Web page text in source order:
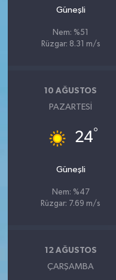
Güneşli
Nem: %51
Rüzgar: 8.31 m/s
10 AĞUSTOS
PAZARTESI
24°
Güneşli
Nem: %47
Rüzgar: 7.69 m/s
12 AĞUSTOS
ÇARŞAMBA